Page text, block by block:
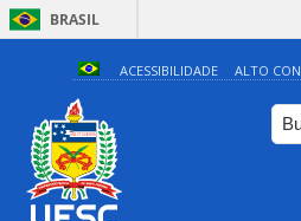
BRASIL
ACESSIBILIDADE ALTO